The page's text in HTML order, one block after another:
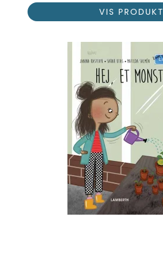
VIS PRODUKT